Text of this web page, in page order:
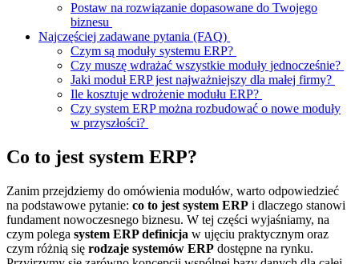
Postaw na rozwiązanie dopasowane do Twojego
biznesu
Najczęściej zadawane pytania (FAQ)
Czym są moduły systemu ERP?
Czy muszę wdrażać wszystkie moduły jednocześnie?
Jaki moduł ERP jest najważniejszy dla małej firmy?
Ile kosztuje wdrożenie modułu ERP?
Czy system ERP można rozbudować o nowe moduły
w przyszłości?
Co to jest system ERP?
Zanim przejdziemy do omówienia modułów, warto odpowiedzieć
na podstawowe pytanie: co to jest system ERP i dlaczego stanowi
fundament nowoczesnego biznesu. W tej części wyjaśniamy, na
czym polega system ERP definicja w ujęciu praktycznym oraz
czym różnią się rodzaje systemów ERP dostępne na rynku.